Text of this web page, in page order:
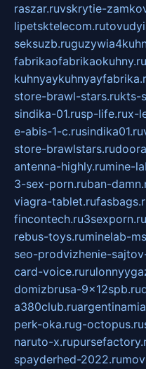
raszar.ruvskrytie-
lipetsktelecom.ru
seksuzb.ru
fabrikaofabrikaokuhny.ru
store-brawl-stars.rukts-
sindika-01.rusp-life.rux-
e-abis-1-c.rusindika01.ru
store-brawlstars.ru
antenna-highly.rumine-
3-sex-porn.ruban-
viagra-tablet.ru
fincontech.ru3sexporn.ru
rebus-toys.ruminelab-
seo-prodvizhenie-
card-voice.ru
domizbrusa-9x12spb.ru
a380club.ru
perk-oka.rug-octopus.ru
naruto-x.ru
spayderhed-2022.ru